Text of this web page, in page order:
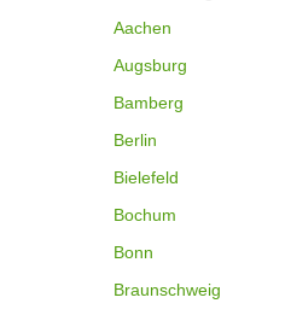
Aachen
Augsburg
Bamberg
Berlin
Bielefeld
Bochum
Bonn
Braunschweig